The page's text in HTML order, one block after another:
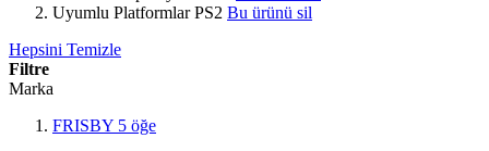
Uyumlu Platformlar PS2 Bu ürünü sil
Hepsini Temizle
Filtre
Marka
FRISBY 5 öğe